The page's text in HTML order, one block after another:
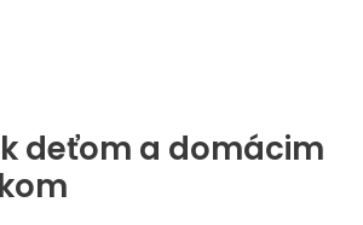
deťom a domácim